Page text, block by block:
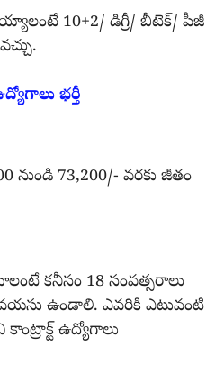
10+2/ డిగ్రీ/ బీటెక్/ పీజీ
భర్తీ
నుండి 73,200/- వరకు జీతం
కనీసం 18 సంవత్సరాలు
వయసు ఉండాలి. ఎవరికి ఎటువంటి
ఉద్యోగాలు